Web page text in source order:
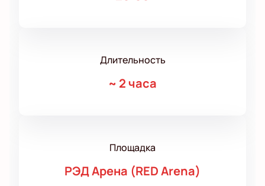
Длительность
~ 2 часа
Площадка
РЭД Арена (RED Arena)